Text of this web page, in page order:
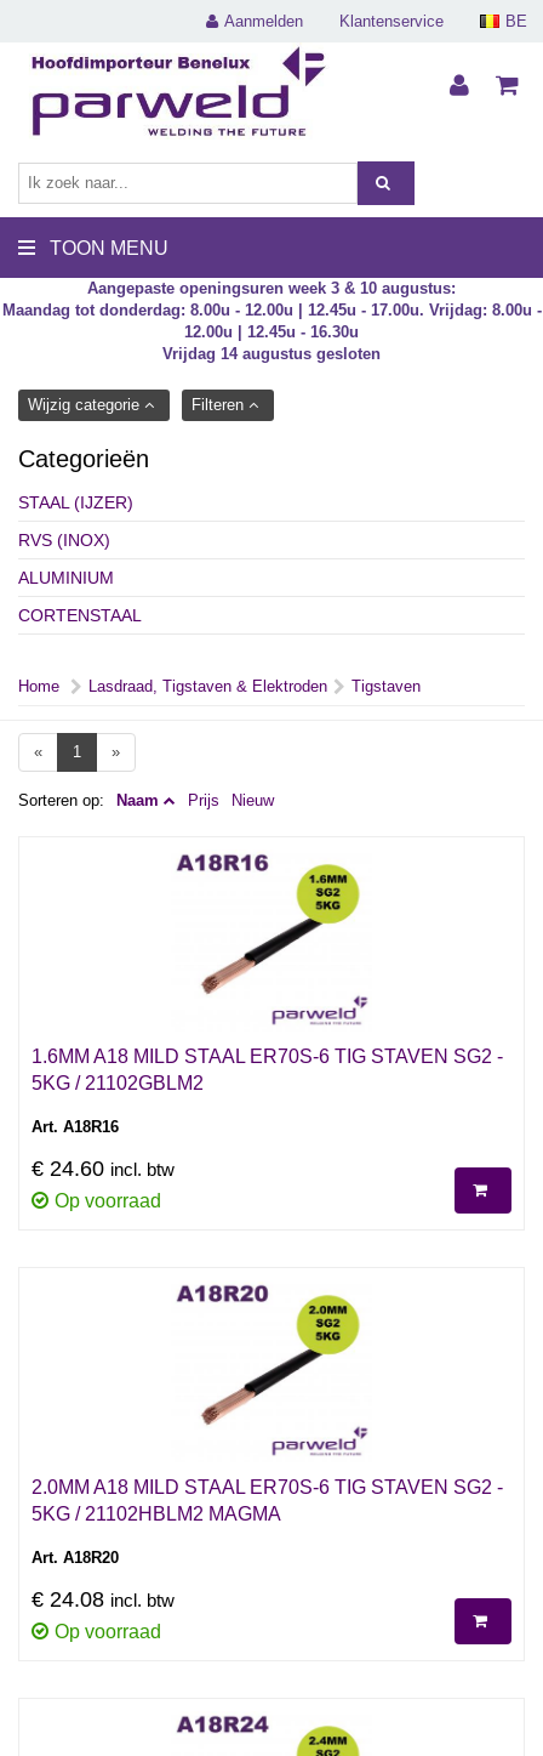
BE
Klantenservice
Aanmelden
TOON MENU
Aangepaste openingsuren week 3 & 10 augustus:
Maandag tot donderdag: 8.00u - 12.00u | 12.45u - 17.00u. Vrijdag: 8.00u -
12.00u | 12.45u - 16.30u
Vrijdag 14 augustus gesloten
Wijzig categorie Filteren
Categorieën
STAAL (IJZER)
RVS (INOX)
ALUMINIUM
CORTENSTAAL
Home Lasdraad, Tigstaven & Elektroden Tigstaven
« 1 »
Sorteren op: Naam Prijs Nieuw
1.6MM A18 MILD STAAL ER70S-6 TIG STAVEN SG2 -
5KG / 21102GBLM2
Art. A18R16
€ 24.60 incl. btw
Op voorraad
2.0MM A18 MILD STAAL ER70S-6 TIG STAVEN SG2 -
5KG / 21102HBLM2 MAGMA
Art. A18R20
€ 24.08 incl. btw
Op voorraad